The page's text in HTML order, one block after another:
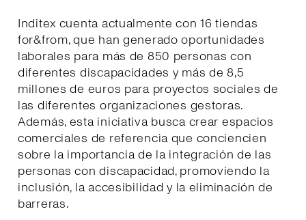
Inditex cuenta actualmente con 16 tiendas
for&from, que han generado oportunidades
laborales para más de 850 personas con
diferentes discapacidades y más de 8,5
millones de euros para proyectos sociales de
las diferentes organizaciones gestoras.
Además, esta iniciativa busca crear espacios
comerciales de referencia que conciencien
sobre la importancia de la integración de las
personas con discapacidad, promoviendo la
inclusión, la accesibilidad y la eliminación de
barreras.